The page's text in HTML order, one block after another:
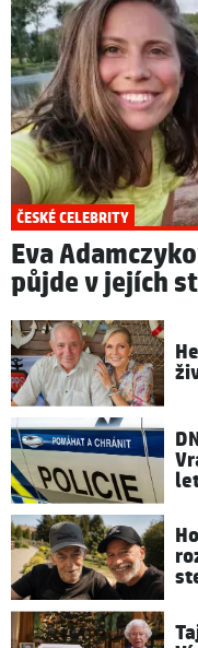
ČESKÉ CELEBRITY
Eva
půjde v jejích